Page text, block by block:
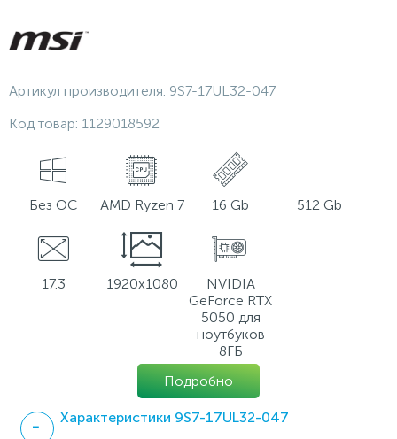
Артикул производителя: 9S7-17UL32-047
Код товар: 1129018592
Без ОС AMD Ryzen 7 16 Gb 512 Gb
17.3 1920x1080
NVIDIA
GeForce RTX
5050 для
ноутбуков
8ГБ
Подробно
Характеристики 9S7-17UL32-047